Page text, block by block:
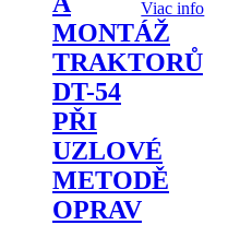
MONTÁŽ
TRAKTORŮ
DT-54
PŘI
UZLOVÉ
METODĚ
OPRAV
Viac info